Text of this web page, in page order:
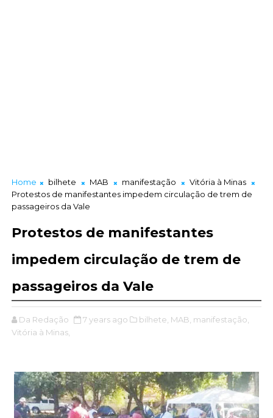
Home bilhete MAB manifestação
Vitória à Minas
Protestos de manifestantes impedem circulação de trem de
passageiros da Vale
Protestos de manifestantes
impedem circulação de trem de
passageiros da Vale
Da Redação 7 years ago bilhete, MAB, manifestação,
Vitória à Minas,